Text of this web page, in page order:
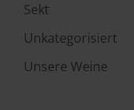
Sekt
Unkategorisiert
Unsere Weine